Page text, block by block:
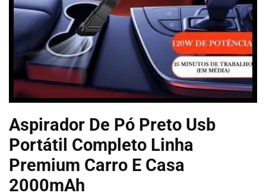
Aspirador De Pó Preto Usb
Portátil Completo Linha
Premium Carro E Casa
2000mAh